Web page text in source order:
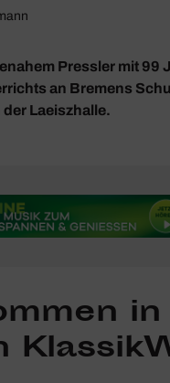
Pressler mit 99
an Bremens
Laeiszhalle.